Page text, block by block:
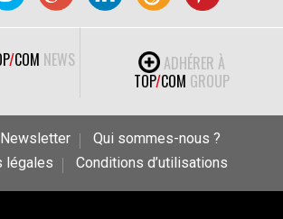
/COM NEWS
ADHÉRER À
TOP/COM GROUP
Newsletter
Qui sommes-nous ?
légales
Conditions d’utilisations